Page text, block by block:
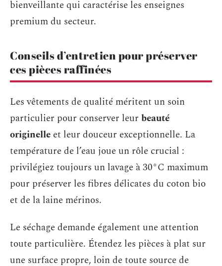
bienveillante qui caractérise les enseignes
premium du secteur.
Conseils d’entretien pour préserver
ces pièces raffinées
Les vêtements de qualité méritent un soin
particulier pour conserver leur beauté
originelle et leur douceur exceptionnelle. La
température de l’eau joue un rôle crucial :
privilégiez toujours un lavage à 30°C maximum
pour préserver les fibres délicates du coton bio
et de la laine mérinos.
Le séchage demande également une attention
toute particulière. Étendez les pièces à plat sur
une surface propre, loin de toute source de